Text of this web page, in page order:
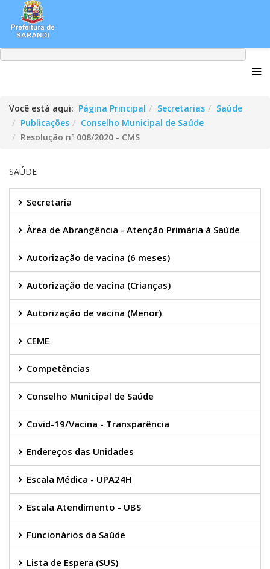
Você está aqui: Página Principal Secretarias
Saúde
Publicações
Conselho Municipal de Saúde
Resolução nº 008/2020 - CMS
SAÚDE
Secretaria
Àrea de Abrangência - Atenção Primária à Saúde
Autorização de vacina (6 meses)
Autorização de vacina (Crianças)
Autorização de vacina (Menor)
CEME
Competências
Conselho Municipal de Saúde
Covid-19/Vacina - Transparência
Endereços das Unidades
Escala Médica - UPA24H
Escala Atendimento - UBS
Funcionários da Saúde
Lista de Espera (SUS)